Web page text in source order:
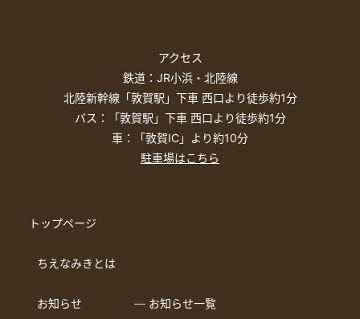
アクセス
鉄道：JR小浜・北陸線
北陸新幹線「敦賀駅」下車 西口より徒歩約1分
バス：「敦賀駅」下車 西口より徒歩約1分
車：「敦賀IC」より約10分
駐車場はこちら
トップページ
ちえなみきとは
お知らせ ― お知らせ一覧